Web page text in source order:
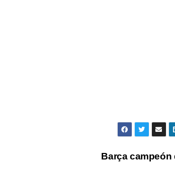
Barça campeón